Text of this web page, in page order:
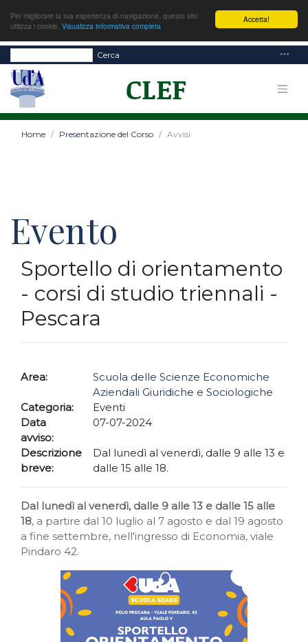
Accetta!
Per migliorare la tua esperienza di navigazione, questo sito
utilizza i cookie. Visualizza informativa completa
Cerca
Home Presentazione del Corso Avvisi
Evento
Sportello di orientamento
- corsi di studio triennali -
Pescara
Area:
Scuola delle Scienze Economiche
Aziendali Giuridiche e Sociologiche
Categoria:
Eventi
Data
avviso:
07-07-2024
Descrizione
breve:
Dal lunedì al venerdì, dalle 9 alle 13 e
dalle 15 alle 18.
Dal lunedì al venerdì, dalle 9 alle 13 e dalle 15 alle
18, a partire dal 10 luglio al 7 agosto e dal 19 agosto
a fine settembre, nell'ingresso di Economia, viale
Pindaro 42.